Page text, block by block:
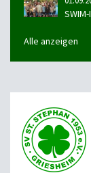
Alle anzeigen